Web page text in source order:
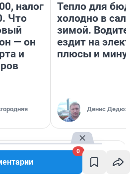
0
налог
Что
— он
и
Тепло для
холодно в
зимой.
ездит на
плюсы и
Денис
Мурманской области: